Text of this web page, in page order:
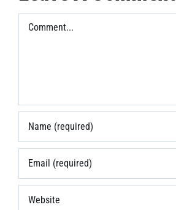
Comment